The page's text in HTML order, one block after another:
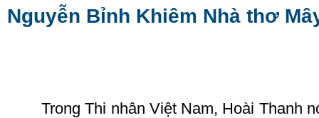
Nguyễn Bỉnh Khiêm Nhà thơ
Trong Thi nhân Việt Nam, Hoài Thanh